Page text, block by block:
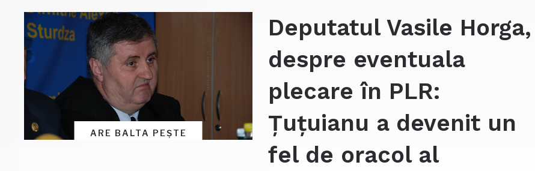
ARE BALTA PEȘTE
Deputatul Vasile Horga,
despre eventuala
plecare în PLR:
Țuțuianu a devenit un
fel de oracol al